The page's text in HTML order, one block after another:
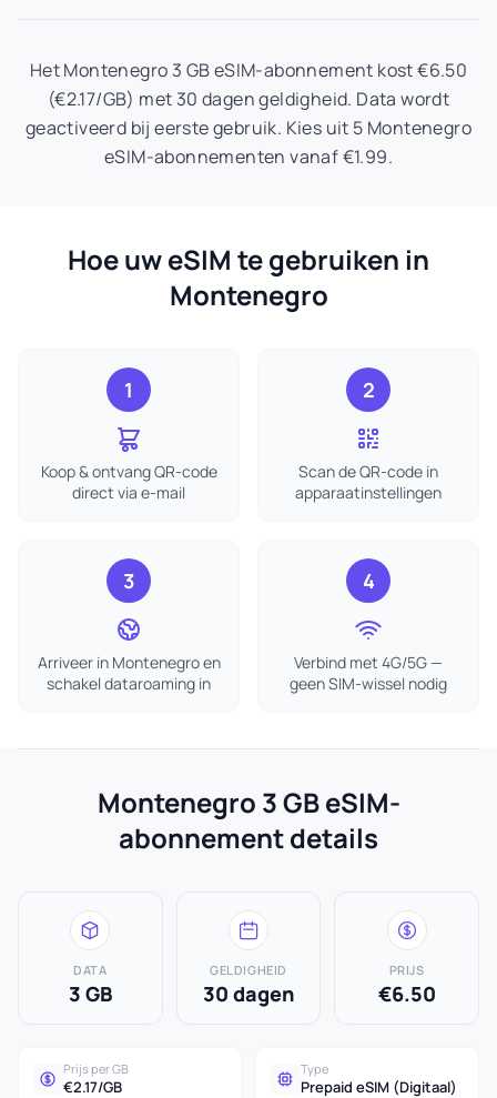
Het Montenegro 3 GB eSIM-abonnement kost €6.50
(€2.17/GB) met 30 dagen geldigheid. Data wordt
geactiveerd bij eerste gebruik. Kies uit 5 Montenegro
eSIM-abonnementen vanaf €1.99.
Hoe uw eSIM te gebruiken in
Montenegro
1
Koop & ontvang QR-code
direct via e-mail
2
Scan de QR-code in
apparaatinstellingen
3
Arriveer in Montenegro en
schakel dataroaming in
4
Verbind met 4G/5G —
geen SIM-wissel nodig
Montenegro 3 GB eSIM-
abonnement details
DATA
3 GB
GELDIGHEID
30 dagen
PRIJS
€6.50
Prijs per GB
€2.17/GB
Type
Prepaid eSIM (Digitaal)